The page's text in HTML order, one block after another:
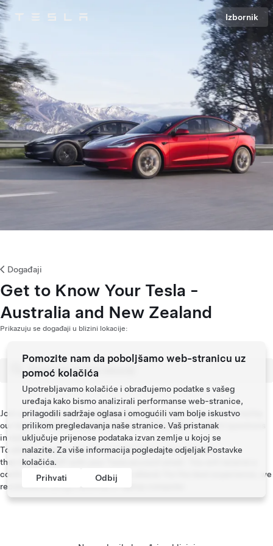
Tesla Izbornik
Događaji
Get to Know Your Tesla -
Australia and New Zealand
Prikazuju se događaji u blizini lokacije:
Join us for a live online introduction to your new Tesla vehicle led by
our team of product experts where you’ll be able to submit questions
in real time.
To attend, please select your preferred session and date,
then kindly RSVP with your Tesla account email. You will receive a
confirmation email with the link to attend. For the best experience, we
recommend using a desktop or laptop computer.
Pomozite nam da poboljšamo web-stranicu uz
pomoć kolačića
Upotrebljavamo kolačiće i obrađujemo podatke s vašeg
uređaja kako bismo analizirali performanse web-stranice,
prilagodili sadržaje oglasa i omogućili vam bolje iskustvo
prilikom pregledavanja naše stranice. Vaš pristanak
uključuje prijenose podataka izvan zemlje u kojoj se
nalazite. Za više informacija pogledajte odjeljak Postavke
kolačića.
Prihvati
Odbij